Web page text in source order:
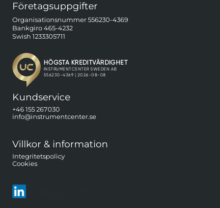
Företagsuppgifter
Organisationsnummer 556230-4369
Bankgiro 465-4232
Swish 1233305711
Kundservice
+46 155 267030
info@instrumentcenter.se
Villkor & information
Integritetspolicy
Cookies